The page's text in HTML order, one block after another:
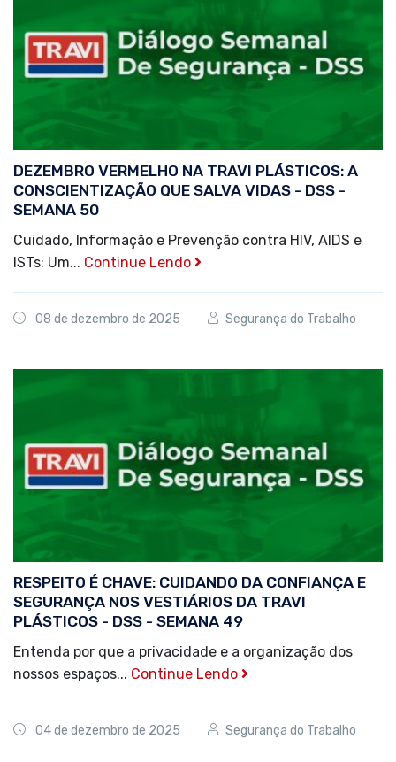
DEZEMBRO VERMELHO NA TRAVI PLÁSTICOS: A
CONSCIENTIZAÇÃO QUE SALVA VIDAS - DSS -
SEMANA 50
Cuidado, Informação e Prevenção contra HIV, AIDS e
ISTs: Um... Continue Lendo
08 de dezembro de 2025 Segurança do Trabalho
RESPEITO É CHAVE: CUIDANDO DA CONFIANÇA E
SEGURANÇA NOS VESTIÁRIOS DA TRAVI
PLÁSTICOS - DSS - SEMANA 49
Entenda por que a privacidade e a organização dos
nossos espaços... Continue Lendo
04 de dezembro de 2025 Segurança do Trabalho